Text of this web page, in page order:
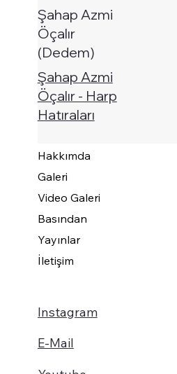
Şahap Azmi
Öçalır
(Dedem)
Şahap Azmi
Öçalır - Harp
Hatıraları
Hakkımda
Galeri
Video Galeri
Basından
Yayınlar
İletişim
Instagram
E-Mail